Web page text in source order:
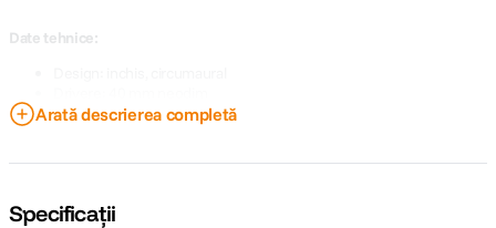
Date tehnice:
Impedanta: 36 ohmi
Greutate: 0.202 kg
Arată descrierea completă
Specificații